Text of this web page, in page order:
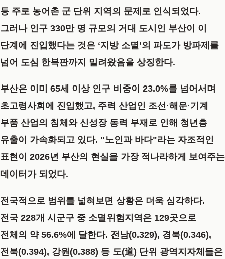
등 주로 농어촌 군 단위 지역의 문제로 인식되었다.
그러나 인구 330만 명 규모의 거대 도시인 부산이 이
단계에 진입했다는 것은 ‘지방 소멸’의 파도가 방파제를
넘어 도심 한복판까지 밀려왔음을 상징한다.
부산은 이미 65세 이상 인구 비중이 23.0%를 넘어서며
초고령사회에 진입했고, 주력 산업인 조선·해운·기계
부품 산업의 침체와 신성장 동력 부재로 인해 청년층
유출이 가속화되고 있다. "노인과 바다"라는 자조적인
표현이 2026년 부산의 현실을 가장 적나라하게 보여주는
데이터가 되었다.
전국적으로 범위를 넓혀보면 상황은 더욱 심각하다.
전국 228개 시군구 중 소멸위험지역은 129곳으로
전체의 약 56.6%에 달한다. 전남(0.329), 경북(0.346),
전북(0.394), 강원(0.388) 등 도(道) 단위 광역지자체들은